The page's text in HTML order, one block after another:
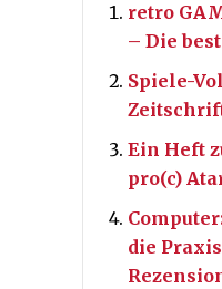
retro
– Die
Spiele-
Ein Heft
pro(c)
die